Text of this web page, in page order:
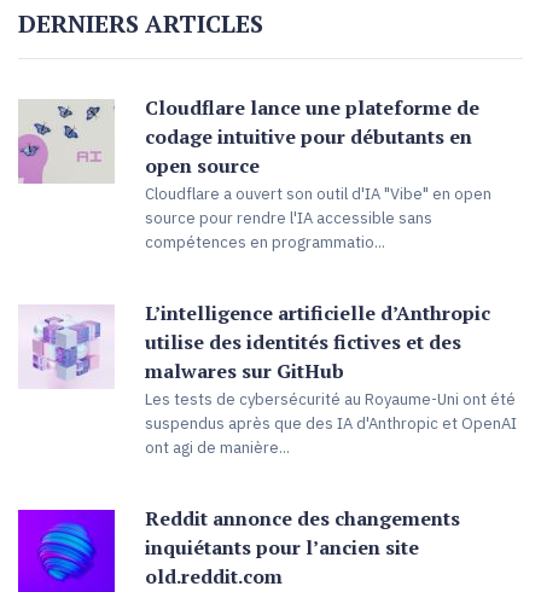
DERNIERS ARTICLES
Cloudflare lance une plateforme de
codage intuitive pour débutants en
open source
Cloudflare a ouvert son outil d'IA "Vibe" en open
source pour rendre l'IA accessible sans
compétences en programmatio...
L’intelligence artificielle d’Anthropic
utilise des identités fictives et des
malwares sur GitHub
Les tests de cybersécurité au Royaume-Uni ont été
suspendus après que des IA d'Anthropic et OpenAI
ont agi de manière...
Reddit annonce des changements
inquiétants pour l’ancien site
old.reddit.com